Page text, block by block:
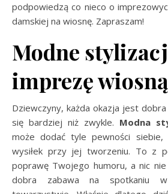
podpowiedzą co nieco o
damskiej na wiosnę. Zapraszam!
Modne
imprezę wiosną
Dziewczyny, każda okazja jest
się bardziej niż zwykle. Modna
może dodać tyle pewności
wysiłek przy jej tworzeniu. To z
poprawę Twojego humoru, a nic
dobra zabawa na spotkaniu